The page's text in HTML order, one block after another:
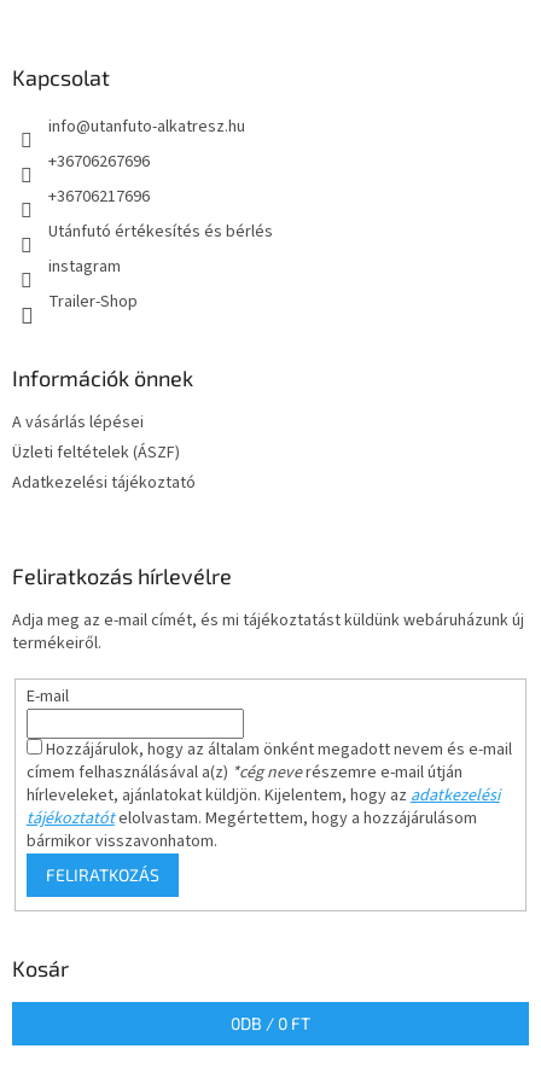
Kapcsolat
info@utanfuto-alkatresz.hu
+36706267696
+36706217696
Utánfutó értékesítés és bérlés
instagram
Trailer-Shop
Információk önnek
A vásárlás lépései
Üzleti feltételek (ÁSZF)
Adatkezelési tájékoztató
Feliratkozás hírlevélre
Adja meg az e-mail címét, és mi tájékoztatást küldünk webáruházunk új
termékeiről.
E-mail
Hozzájárulok, hogy az általam önként megadott nevem és e-mail
címem felhasználásával a(z) *cég neverészemre e-mail útján
hírleveleket, ajánlatokat küldjön. Kijelentem, hogy azadatkezelési
tájékoztatótelolvastam. Megértettem, hogy a hozzájárulásom
bármikor visszavonhatom.
FELIRATKOZÁS
Kosár
0DB / 0 FT